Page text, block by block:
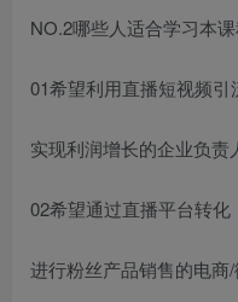
NO.2哪些人适合学习本课
01希望利用直播短视频引
实现利润增长的企业负责
02希望通过直播平台转化
进行粉丝产品销售的电商